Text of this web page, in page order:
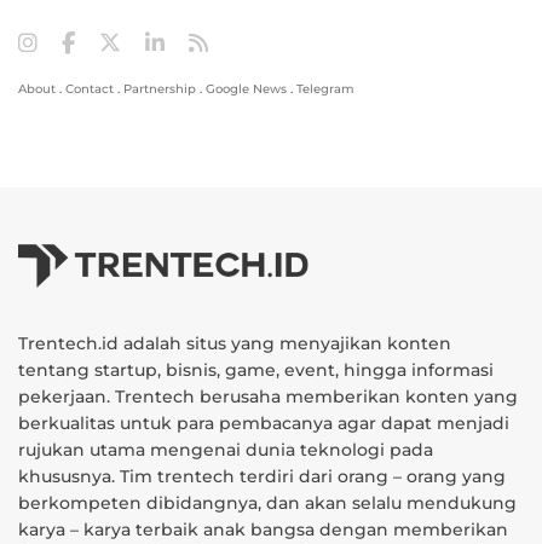
About . Contact . Partnership . Google News . Telegram
Trentech.id adalah situs yang menyajikan konten
tentang startup, bisnis, game, event, hingga informasi
pekerjaan. Trentech berusaha memberikan konten yang
berkualitas untuk para pembacanya agar dapat menjadi
rujukan utama mengenai dunia teknologi pada
khususnya. Tim trentech terdiri dari orang – orang yang
berkompeten dibidangnya, dan akan selalu mendukung
karya – karya terbaik anak bangsa dengan memberikan